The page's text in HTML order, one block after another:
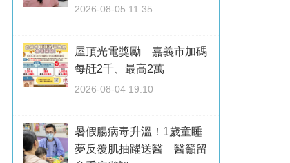
2026-08-05 11:35
屋頂光電獎勵 嘉義市加碼
每瓩2千、最高2萬
2026-08-04 19:10
暑假腸病毒升溫！1歲童睡
夢反覆肌抽躍送醫 醫籲留